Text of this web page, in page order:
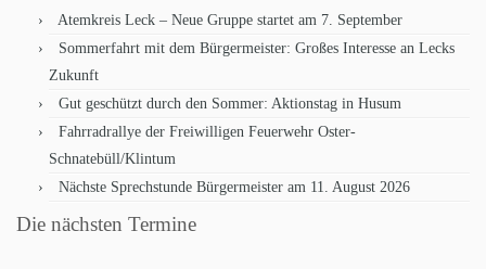
Atemkreis Leck – Neue Gruppe startet am 7. September
Sommerfahrt mit dem Bürgermeister: Großes Interesse an Lecks
Zukunft
Gut geschützt durch den Sommer: Aktionstag in Husum
Fahrradrallye der Freiwilligen Feuerwehr Oster-
Schnatebüll/Klintum
Nächste Sprechstunde Bürgermeister am 11. August 2026
Die nächsten Termine